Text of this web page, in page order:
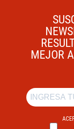
MEJOR